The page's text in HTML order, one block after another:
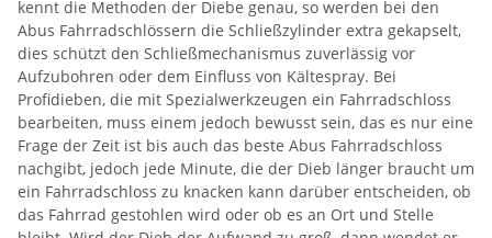
kennt die Methoden der Diebe genau, so werden bei den
Abus Fahrradschlössern die Schließzylinder extra gekapselt,
dies schützt den Schließmechanismus zuverlässig vor
Aufzubohren oder dem Einfluss von Kältespray. Bei
Profidieben, die mit Spezialwerkzeugen ein Fahrradschloss
bearbeiten, muss einem jedoch bewusst sein, das es nur eine
Frage der Zeit ist bis auch das beste Abus Fahrradschloss
nachgibt, jedoch jede Minute, die der Dieb länger braucht um
ein Fahrradschloss zu knacken kann darüber entscheiden, ob
das Fahrrad gestohlen wird oder ob es an Ort und Stelle